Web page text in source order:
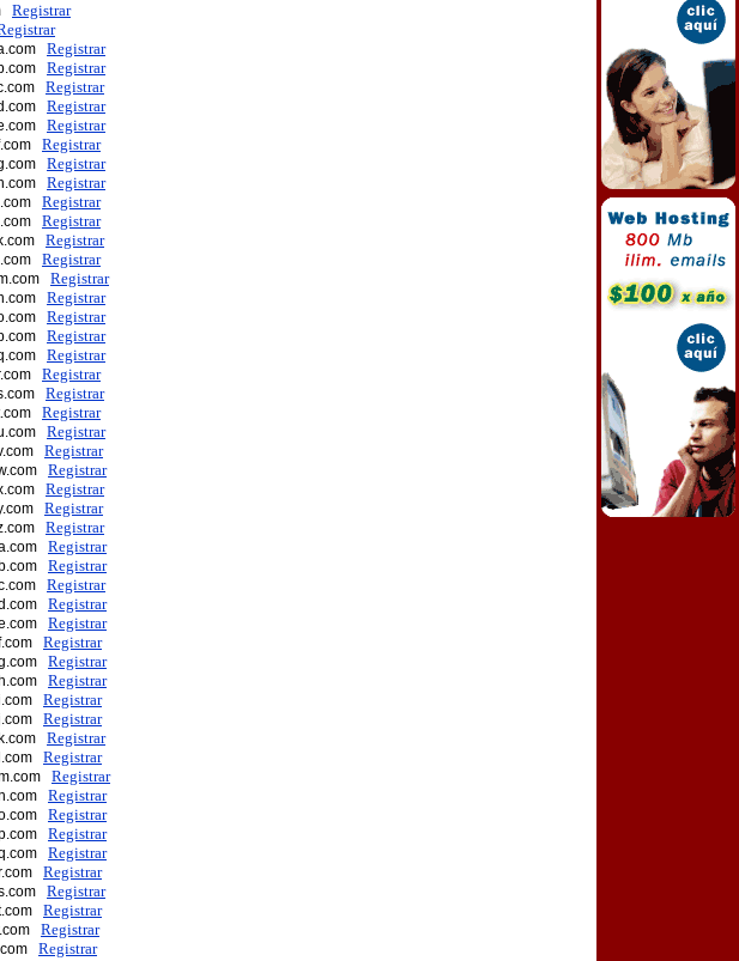
Registrar
Registrar
Registrar
Registrar
Registrar
Registrar
Registrar
Registrar
Registrar
Registrar
Registrar
Registrar
Registrar
Registrar
Registrar
Registrar
Registrar
Registrar
Registrar
Registrar
Registrar
Registrar
Registrar
Registrar
Registrar
Registrar
Registrar
Registrar
Registrar
Registrar
Registrar
Registrar
Registrar
Registrar
Registrar
Registrar
Registrar
Registrar
Registrar
Registrar
Registrar
Registrar
Registrar
Registrar
Registrar
Registrar
Registrar
Registrar
Registrar